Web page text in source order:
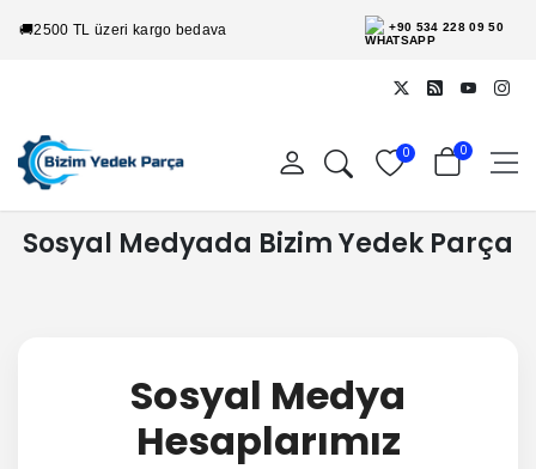
🚚2500 TL üzeri kargo bedava +90 534 228 09 50
0 0
Sosyal Medyada Bizim Yedek Parça
Sosyal Medya
Hesaplarımız